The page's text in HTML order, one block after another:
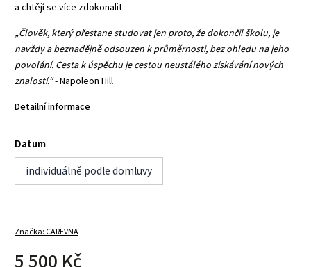
a chtějí se více zdokonalit
„Člověk, který přestane studovat jen proto, že dokončil školu, je
navždy a beznadějně odsouzen k průměrnosti, bez ohledu na jeho
povolání. Cesta k úspěchu je cestou neustálého získávání nových
znalostí.“- Napoleon Hill
Detailní informace
Datum
individuálně podle domluvy
Značka: CAREVNA